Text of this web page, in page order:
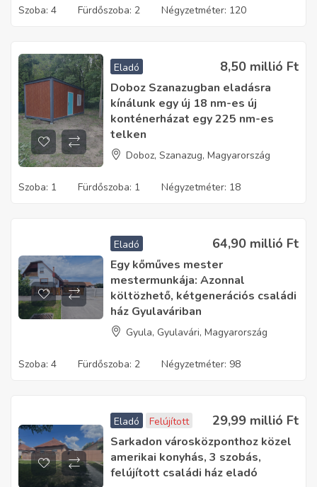
Szoba: 4 Fürdőszoba: 2 Négyzetméter: 120
Eladó 8,50 millió Ft
Doboz Szanazugban eladásra
kínálunk egy új 18 nm-es új
konténerházat egy 225 nm-es
telken
Doboz, Szanazug, Magyarország
Szoba: 1 Fürdőszoba: 1 Négyzetméter: 18
Eladó 64,90 millió Ft
Egy kőműves mester
mestermunkája: Azonnal
költözhető, kétgenerációs családi
ház Gyulaváriban
Gyula, Gyulavári, Magyarország
Szoba: 4 Fürdőszoba: 2 Négyzetméter: 98
Eladó Felújított 29,99 millió Ft
Sarkadon városközponthoz közel
amerikai konyhás, 3 szobás,
felújított családi ház eladó